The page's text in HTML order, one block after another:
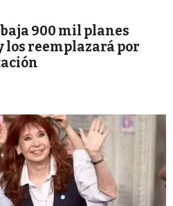
900 mil planes
los reemplazará por